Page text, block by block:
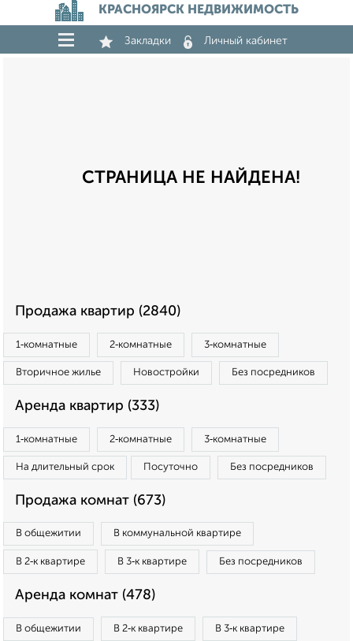
КРАСНОЯРСК НЕДВИЖИМОСТЬ
Закладки Личный кабинет
СТРАНИЦА НЕ НАЙДЕНА!
Продажа квартир (2840)
1‑комнатные 2‑комнатные 3‑комнатные
Вторичное жилье Новостройки Без посредников
Аренда квартир (333)
1‑комнатные 2‑комнатные 3‑комнатные
На длительный срок Посуточно Без посредников
Продажа комнат (673)
В общежитии В коммунальной квартире
В 2‑к квартире В 3‑к квартире Без посредников
Аренда комнат (478)
В общежитии В 2‑к квартире В 3‑к квартире